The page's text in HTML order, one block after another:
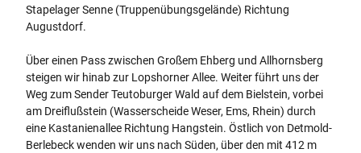
Stapelager Senne (Truppenübungsgelände) Richtung
Augustdorf.
Über einen Pass zwischen Großem Ehberg und Allhornsberg
steigen wir hinab zur Lopshorner Allee. Weiter führt uns der
Weg zum Sender Teutoburger Wald auf dem Bielstein, vorbei
am Dreiflußstein (Wasserscheide Weser, Ems, Rhein) durch
eine Kastanienallee Richtung Hangstein. Östlich von Detmold-
Berlebeck wenden wir uns nach Süden, über den mit 412 m